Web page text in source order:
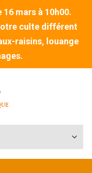
mars à 10h00.
culte différent
raisins, louange